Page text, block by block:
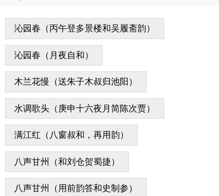
沁园春（丙午登多景楼和吴履斋韵）
沁园春（月夜自和）
木兰花慢（送朱子木叔归池阳）
水调歌头（庚申十六夜月简陈次贾）
满江红（八窗叔和，再用韵）
八声甘州（和刘仓贺蜀捷）
八声甘州（用前韵答和史制参）